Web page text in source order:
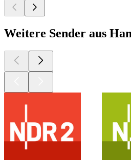
Weitere Sender aus